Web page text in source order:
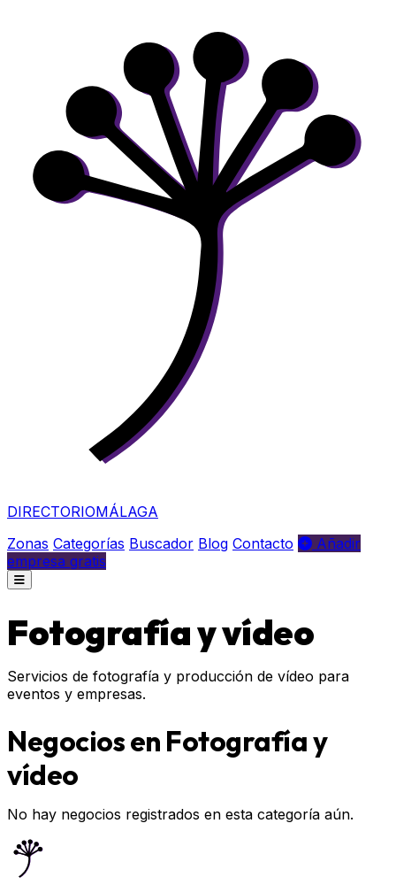
DIRECTORIOMÁLAGA
Zonas Categorías Buscador Blog Contacto
Añadir
empresa gratis
Fotografía y vídeo
Servicios de fotografía y producción de vídeo para
eventos y empresas.
Negocios en Fotografía y
vídeo
No hay negocios registrados en esta categoría aún.